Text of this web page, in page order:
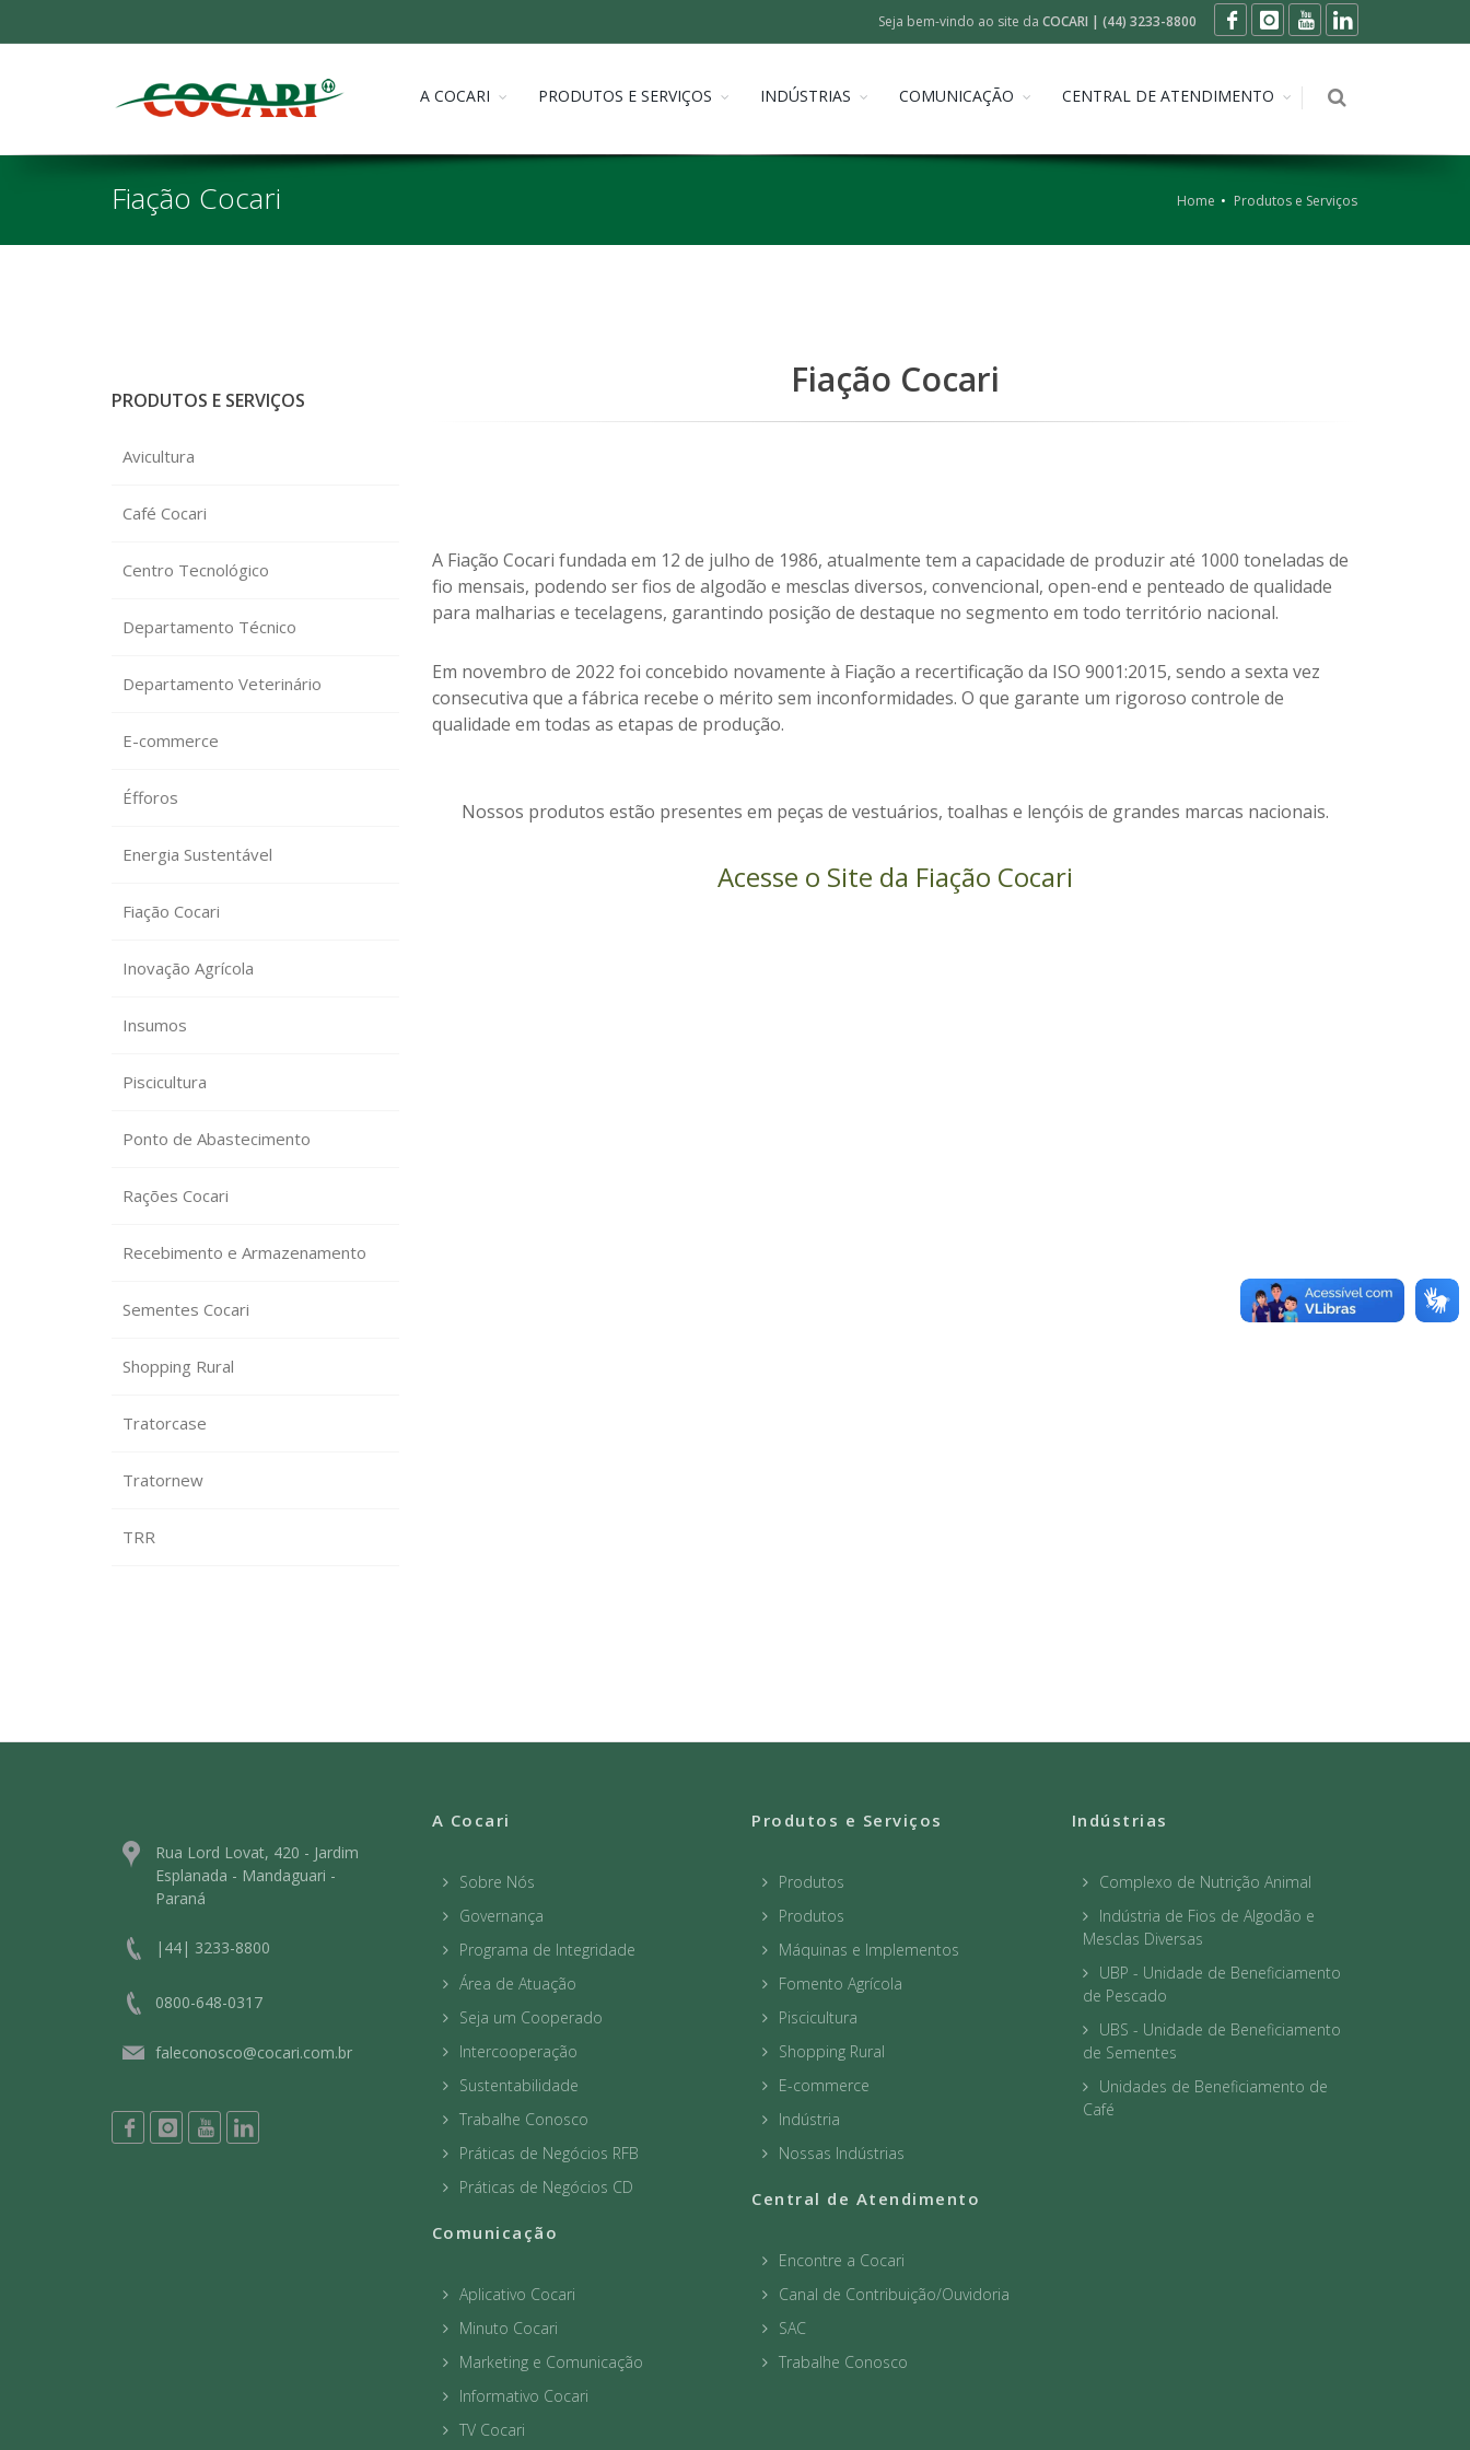
Seja bem-vindo ao site da COCARI | (44) 3233-8800
A COCARI PRODUTOS E SERVIÇOS INDÚSTRIAS COMUNICAÇÃO CENTRAL DE ATENDIMENTO
Fiação Cocari Home Produtos e Serviços
PRODUTOS E SERVIÇOS
Avicultura
Café Cocari
Centro Tecnológico
Departamento Técnico
Departamento Veterinário
E-commerce
Éfforos
Energia Sustentável
Fiação Cocari
Inovação Agrícola
Insumos
Piscicultura
Ponto de Abastecimento
Rações Cocari
Recebimento e Armazenamento
Sementes Cocari
Shopping Rural
Tratorcase
Tratornew
TRR
Fiação Cocari
A Fiação Cocari fundada em 12 de julho de 1986, atualmente tem a capacidade de produzir até 1000 toneladas de
fio mensais, podendo ser fios de algodão e mesclas diversos, convencional, open-end e penteado de qualidade
para malharias e tecelagens, garantindo posição de destaque no segmento em todo território nacional.
Em novembro de 2022 foi concebido novamente à Fiação a recertificação da ISO 9001:2015, sendo a sexta vez
consecutiva que a fábrica recebe o mérito sem inconformidades. O que garante um rigoroso controle de
qualidade em todas as etapas de produção.
Nossos produtos estão presentes em peças de vestuários, toalhas e lençóis de grandes marcas nacionais.
Acesse o Site da Fiação Cocari
Rua Lord Lovat, 420 - Jardim
Esplanada - Mandaguari -
Paraná
|44| 3233-8800
0800-648-0317
faleconosco@cocari.com.br
A Cocari
Sobre Nós
Governança
Programa de Integridade
Área de Atuação
Seja um Cooperado
Intercooperação
Sustentabilidade
Trabalhe Conosco
Práticas de Negócios RFB
Práticas de Negócios CD
Comunicação
Aplicativo Cocari
Minuto Cocari
Marketing e Comunicação
Informativo Cocari
TV Cocari
Produtos e Serviços
Produtos
Produtos
Máquinas e Implementos
Fomento Agrícola
Piscicultura
Shopping Rural
E-commerce
Indústria
Nossas Indústrias
Central de Atendimento
Encontre a Cocari
Canal de Contribuição/Ouvidoria
SAC
Trabalhe Conosco
Indústrias
Complexo de Nutrição Animal
Indústria de Fios de Algodão e
Mesclas Diversas
UBP - Unidade de Beneficiamento
de Pescado
UBS - Unidade de Beneficiamento
de Sementes
Unidades de Beneficiamento de
Café